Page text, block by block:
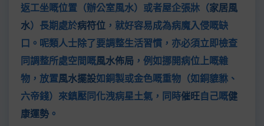
返工坐嘅位置（辦公室風水）或者屋企張牀（家居風
水）長期處於病符位 ，就好容易成為病魔入侵嘅缺
口。呢類人士除了要調整生活習慣，亦必須立即檢查
同調整所處空間嘅風水佈局 ，例如挪開病位上嘅雜
物，放置風水擺設如銅製或金色嘅重物（如銅貔貅、
六帝錢）來鎮壓同化洩病星土氣，同時催旺自己嘅健
康運勢 。